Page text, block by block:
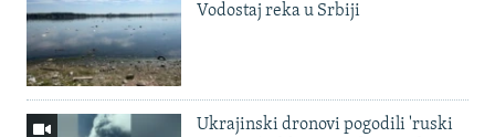
Vodostaj reka u Srbiji
Ukrajinski dronovi pogodili 'ruski